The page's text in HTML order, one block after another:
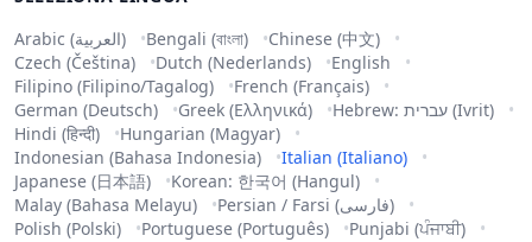
Arabic (العربية)
Bengali (বাংলা)
Chinese (中文)
Czech (Čeština)
Dutch (Nederlands)
English
Filipino (Filipino/Tagalog)
French (Français)
German (Deutsch)
Greek (Ελληνικά)
Hebrew: עברית (Ivrit)
Hindi (हिन्दी)
Hungarian (Magyar)
Indonesian (Bahasa Indonesia)
Italian (Italiano)
Japanese (日本語)
Korean: 한국어 (Hangul)
Malay (Bahasa Melayu)
Persian / Farsi (فارسی)
Polish (Polski)
Portuguese (Português)
Punjabi (ਪੰਜਾਬੀ)